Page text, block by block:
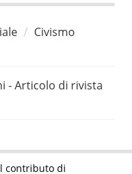
Civismo
- Articolo di rivista
contributo di